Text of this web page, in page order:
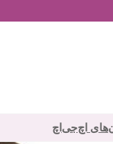
اچ‌جی‌اچ